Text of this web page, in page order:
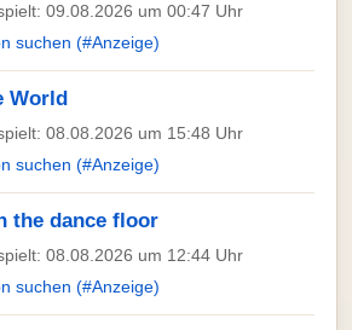
09.08.2026 um 00:47 Uhr
suchen (#Anzeige)
World
08.08.2026 um 15:48 Uhr
suchen (#Anzeige)
the dance floor
08.08.2026 um 12:44 Uhr
suchen (#Anzeige)